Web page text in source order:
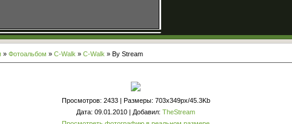
» Фотоальбом » С-Walk » C-Walk » By Stream
Просмотров: 2433 | Размеры: 703x349px/45.3Kb
Дата: 09.01.2010 | Добавил: TheStream